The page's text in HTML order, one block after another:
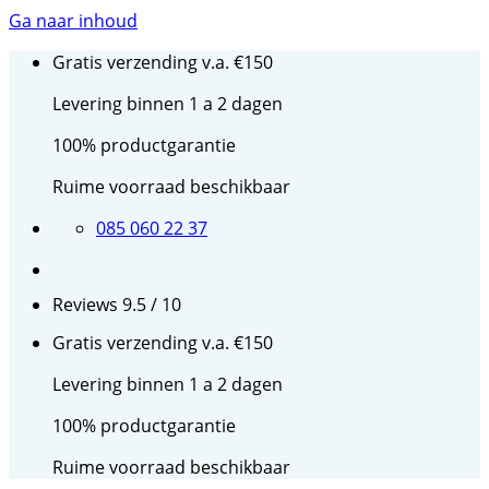
Ga naar inhoud
Gratis verzending v.a. €150
Levering binnen 1 a 2 dagen
100% productgarantie
Ruime voorraad beschikbaar
085 060 22 37
Reviews 9.5 / 10
Gratis verzending v.a. €150
Levering binnen 1 a 2 dagen
100% productgarantie
Ruime voorraad beschikbaar